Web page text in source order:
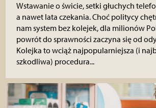
Wstawanie o świcie, setki głuchych
a nawet lata czekania. Choć politycy
nam system bez kolejek, dla milionów
powrót do sprawności zaczyna się od
Kolejka to wciąż najpopularniejsza (i
szkodliwa) procedura...